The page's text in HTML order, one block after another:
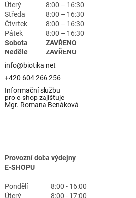
Úterý
8:00 – 16:30
Středa
8:00 – 16:30
Čtvrtek
8:00 – 16:30
Pátek
8:00 – 16:30
Sobota
ZAVŘENO
Neděle
ZAVŘENO
info@biotika.net
+420 604 266 256
Informační službu
pro e-shop zajišťuje
Mgr. Romana Benáková
Provozní doba výdejny
E-SHOPU
Pondělí
8:00 - 16:00
Úterý
8:00 - 17:00